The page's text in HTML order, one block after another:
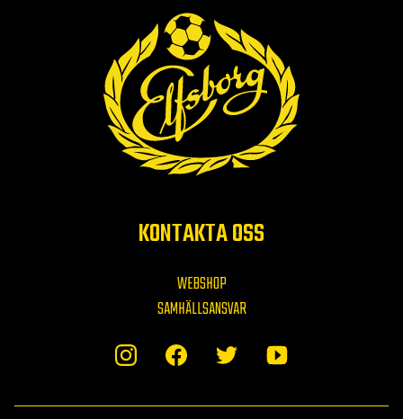
KONTAKTA OSS
WEBSHOP
SAMHÄLLSANSVAR